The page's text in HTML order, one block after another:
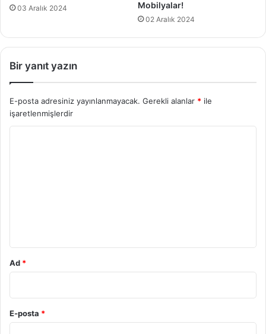
03 Aralık 2024
Mobilyalar!
02 Aralık 2024
Bir yanıt yazın
E-posta adresiniz yayınlanmayacak. Gerekli alanlar * ile
işaretlenmişlerdir
Ad *
E-posta *